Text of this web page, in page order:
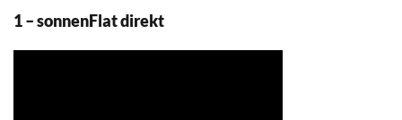
1 – sonnenFlat direkt